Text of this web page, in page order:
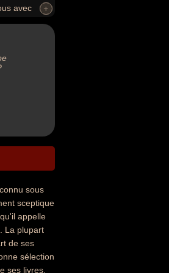
avec
+
+
sous
sceptique
appelle
La plupart
de ses
sélection
ses livres.